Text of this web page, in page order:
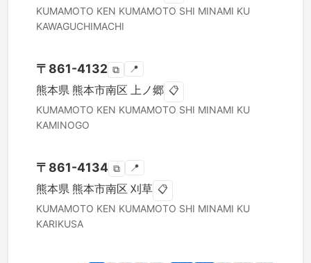
KUMAMOTO KEN KUMAMOTO SHI MINAMI KU
KAWAGUCHIMACHI
〒 861-4132 ⧉ 📍
熊本県 熊本市南区 上ノ郷 📋
KUMAMOTO KEN KUMAMOTO SHI MINAMI KU
KAMINOGO
〒 861-4134 ⧉ 📍
熊本県 熊本市南区 刈草 📋
KUMAMOTO KEN KUMAMOTO SHI MINAMI KU
KARIKUSA